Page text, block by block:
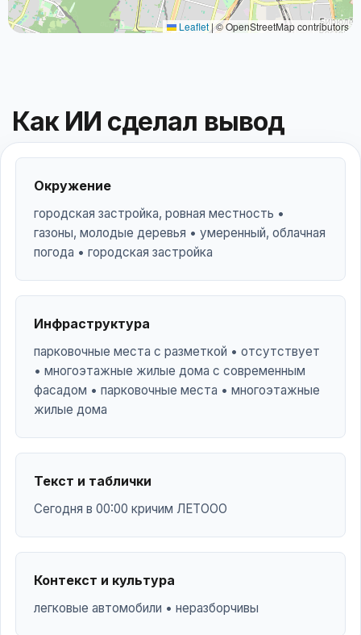
Leaflet |© OpenStreetMap contributors
Как ИИ сделал вывод
Окружение
городская застройка, ровная местность •
газоны, молодые деревья • умеренный, облачная
погода • городская застройка
Инфраструктура
парковочные места с разметкой • отсутствует
• многоэтажные жилые дома с современным
фасадом • парковочные места • многоэтажные
жилые дома
Текст и таблички
Сегодня в 00:00 кричим ЛЕТООО
Контекст и культура
легковые автомобили • неразборчивы